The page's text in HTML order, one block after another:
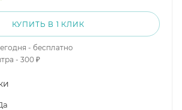
КУПИТЬ В 1 КЛИК
- бесплатно
- 300 ₽